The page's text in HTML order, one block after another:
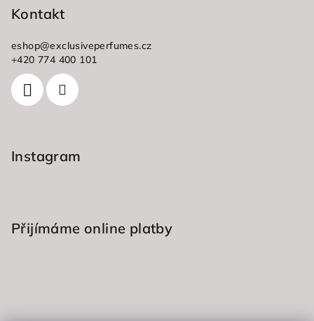
Kontakt
eshop@exclusiveperfumes.cz
+420 774 400 101
Instagram
Přijímáme online platby